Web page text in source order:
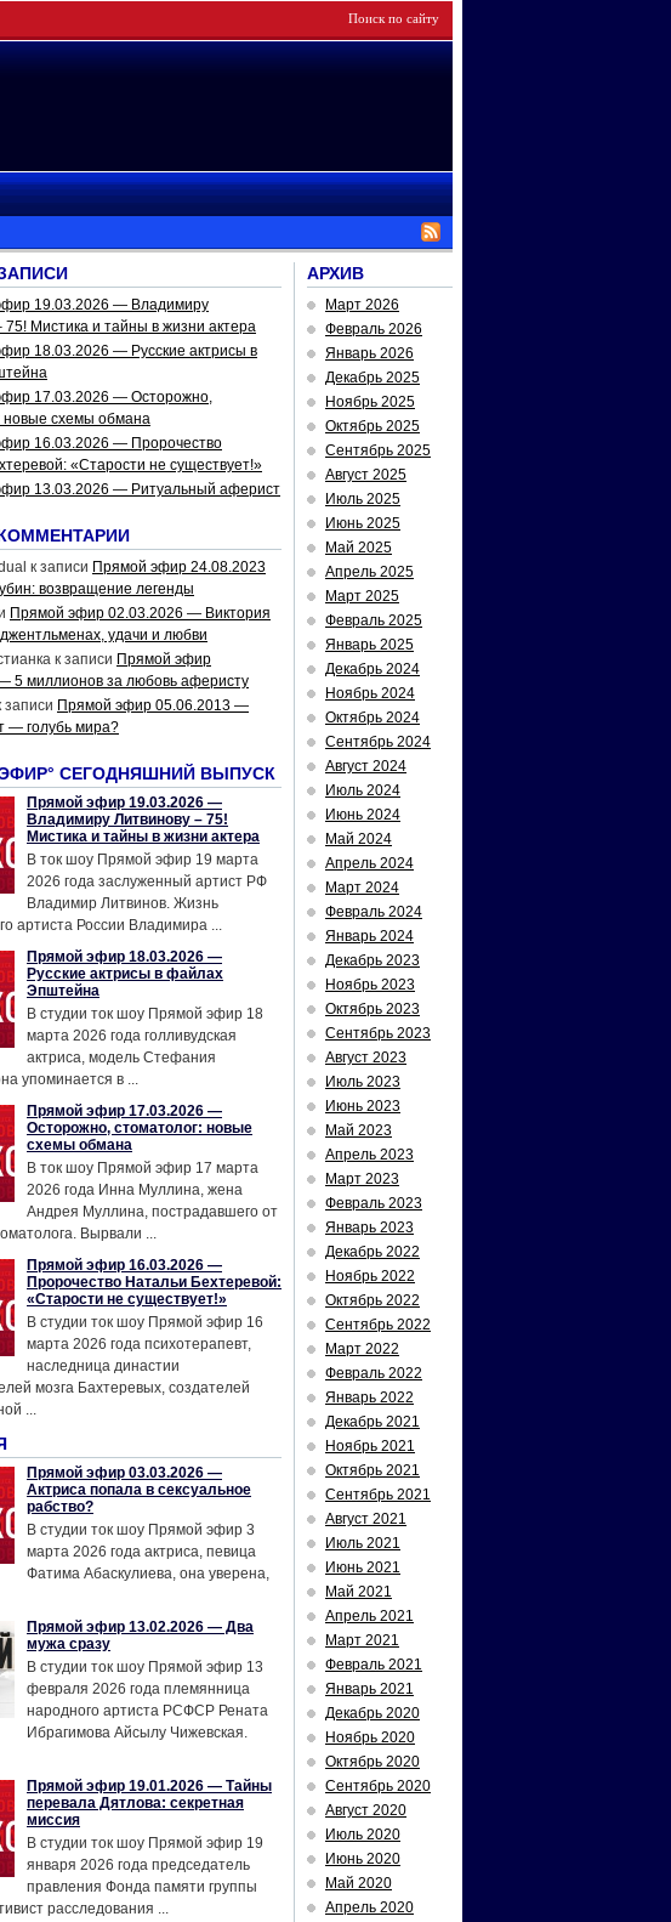
19.03.2026 — Владимиру
75! Мистика и тайны в жизни актера
18.03.2026 — Русские актрисы в
17.03.2026 — Осторожно,
новые схемы обмана
16.03.2026 — Пророчество
«Старости не существует!»
13.03.2026 — Ритуальный аферист
к записи Прямой эфир 24.08.2023
возвращение легенды
Прямой эфир 02.03.2026 — Виктория
удачи и любви
к записи Прямой эфир
5 миллионов за любовь аферисту
записи Прямой эфир 05.06.2013 —
— голубь мира?
СЕГОДНЯШНИЙ ВЫПУСК
Прямой эфир 19.03.2026 —
Владимиру Литвинову – 75!
Мистика и тайны в жизни актера
В ток шоу Прямой эфир 19 марта
2026 года заслуженный артист РФ
Владимир Литвинов. Жизнь
артиста России Владимира ...
Прямой эфир 18.03.2026 —
Русские актрисы в файлах
Эпштейна
В студии ток шоу Прямой эфир 18
марта 2026 года голливудская
актриса, модель Стефания
упоминается в ...
Прямой эфир 17.03.2026 —
Осторожно, стоматолог: новые
схемы обмана
В ток шоу Прямой эфир 17 марта
2026 года Инна Муллина, жена
Андрея Муллина, пострадавшего от
Вырвали ...
Прямой эфир 16.03.2026 —
Пророчество Натальи Бехтеревой:
«Старости не существует!»
В студии ток шоу Прямой эфир 16
марта 2026 года психотерапевт,
наследница династии
мозга Бахтеревых, создателей
...
Прямой эфир 03.03.2026 —
Актриса попала в сексуальное
рабство?
В студии ток шоу Прямой эфир 3
марта 2026 года актриса, певица
Фатима Абаскулиева, она уверена,
Прямой эфир 13.02.2026 — Два
мужа сразу
В студии ток шоу Прямой эфир 13
февраля 2026 года племянница
народного артиста РСФСР Рената
Ибрагимова Айсылу Чижевская.
Прямой эфир 19.01.2026 — Тайны
перевала Дятлова: секретная
миссия
В студии ток шоу Прямой эфир 19
января 2026 года председатель
правления Фонда памяти группы
расследования ...
АРХИВ
Март 2026
Февраль 2026
Январь 2026
Декабрь 2025
Ноябрь 2025
Октябрь 2025
Сентябрь 2025
Август 2025
Июль 2025
Июнь 2025
Май 2025
Апрель 2025
Март 2025
Февраль 2025
Январь 2025
Декабрь 2024
Ноябрь 2024
Октябрь 2024
Сентябрь 2024
Август 2024
Июль 2024
Июнь 2024
Май 2024
Апрель 2024
Март 2024
Февраль 2024
Январь 2024
Декабрь 2023
Ноябрь 2023
Октябрь 2023
Сентябрь 2023
Август 2023
Июль 2023
Июнь 2023
Май 2023
Апрель 2023
Март 2023
Февраль 2023
Январь 2023
Декабрь 2022
Ноябрь 2022
Октябрь 2022
Сентябрь 2022
Март 2022
Февраль 2022
Январь 2022
Декабрь 2021
Ноябрь 2021
Октябрь 2021
Сентябрь 2021
Август 2021
Июль 2021
Июнь 2021
Май 2021
Апрель 2021
Март 2021
Февраль 2021
Январь 2021
Декабрь 2020
Ноябрь 2020
Октябрь 2020
Сентябрь 2020
Август 2020
Июль 2020
Июнь 2020
Май 2020
Апрель 2020